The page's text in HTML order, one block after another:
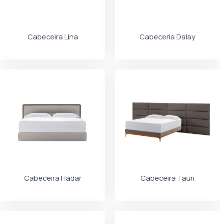
Cabeceira Lina Cabeceria Dalay
Cabeceira Hadar Cabeceira Tauri